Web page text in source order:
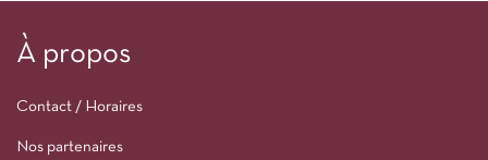
À propos
Contact / Horaires
Nos partenaires